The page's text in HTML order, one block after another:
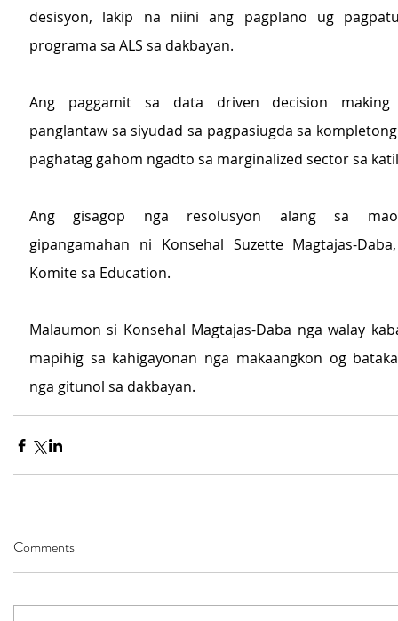
desisyon, lakip na niini ang pagplano ug
programa sa ALS sa dakbayan.
Ang paggamit sa data driven decision
panglantaw sa siyudad sa pagpasiugda sa
paghatag gahom ngadto sa marginalized sector sa
Ang gisagop nga resolusyon alang sa
gipangamahan ni Konsehal Suzette Magtajas-
Komite sa Education.
Malaumon si Konsehal Magtajas-Daba nga walay
mapihig sa kahigayonan nga makaangkon og
nga gitunol sa dakbayan.
Comments